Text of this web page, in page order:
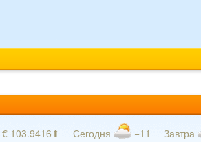
€ 103.9416⬆ Сегодня −11 Завтра